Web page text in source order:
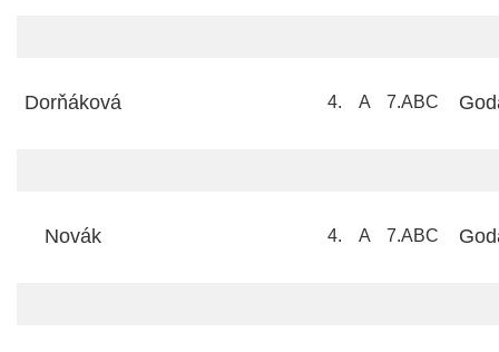
Dorňáková 4. A 7.ABC
Novák 4. A 7.ABC